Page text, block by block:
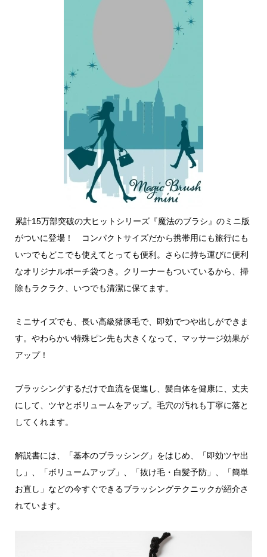
累計15万部突破の大ヒットシリーズ『魔法のブラシ』のミニ版
がついに登場！ コンパクトサイズだから携帯用にも旅行にも
いつでもどこでも使えてとっても便利。さらに持ち運びに便利
なオリジナルポーチ袋つき。クリーナーもついているから、掃
除もラクラク、いつでも清潔に保てます。
ミニサイズでも、長い高級猪豚毛で、即効でつや出しができま
す。やわらかい特殊ピン先も大きくなって、マッサージ効果が
アップ！
ブラッシングするだけで血流を促進し、髪自体を健康に、丈夫
にして、ツヤとボリュームをアップ。毛穴の汚れも丁寧に落と
してくれます。
解説書には、「基本のブラッシング」をはじめ、「即効ツヤ出
し」、「ボリュームアップ」、「抜け毛・白髪予防」、「簡単
お直し」などの今すぐできるブラッシングテクニックが紹介さ
れています。